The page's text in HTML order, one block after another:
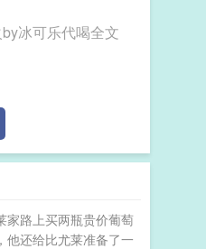
家路上买两瓶贵价葡萄
他还给比尤莱准备了一